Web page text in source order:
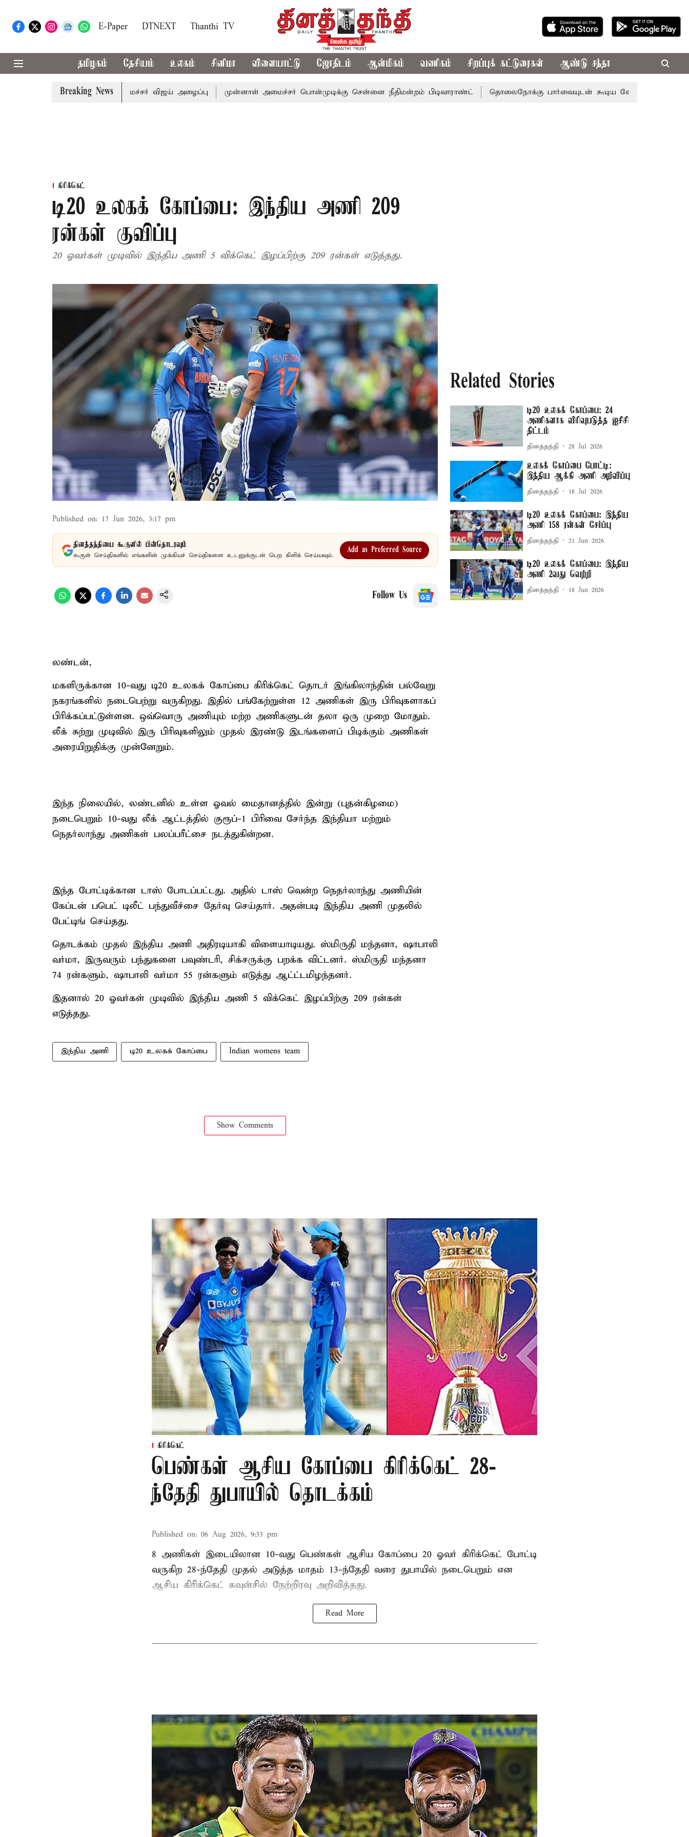
E-Paper DTNEXT Thanthi TV
தமிழகம் தேசியம் உலகம் சினிமா விளையாட்டு ஜோதிடம் ஆன்மிகம் வணிகம் சிறப்புக் கட்டுரைகள் ஆண்டு சந்தா
Breaking News
கூட்டத்துக்கு முதல்-அமைச்சர் விஜய் அழைப்பு முன்னாள் அமைச்சர் பொன்முடிக்கு சென்னை நீதிமன்றம் பிடிவாராண்ட் தொலைநோக்கு பார்வையுடன் கூடிய வேளாண் பட்ஜெட்: முதல்-
கிரிக்கெட்
டி20 உலகக் கோப்பை: இந்திய அணி 209
ரன்கள் குவிப்பு
20 ஓவர்கள் முடிவில் இந்திய அணி 5 விக்கெட் இழப்பிற்கு 209 ரன்கள் எடுத்தது.
Published on: 17 Jun 2026, 3:17 pm
தினத்தந்தியை கூகுளில் பின்தொடரவும்
கூகுள் செய்திகளில் எங்களின் முக்கியச் செய்திகளை உடனுக்குடன் பெற கிளிக் செய்யவும்.
Add as Preferred Source
Follow Us
லண்டன்,
மகளிருக்கான 10-வது டி20 உலகக் கோப்பை கிரிக்கெட் தொடர் இங்கிலாந்தின் பல்வேறு
நகரங்களில் நடைபெற்று வருகிறது. இதில் பங்கேற்றுள்ள 12 அணிகள் இரு பிரிவுகளாகப்
பிரிக்கப்பட்டுள்ளன. ஒவ்வொரு அணியும் மற்ற அணிகளுடன் தலா ஒரு முறை மோதும்.
லீக் சுற்று முடிவில் இரு பிரிவுகளிலும் முதல் இரண்டு இடங்களைப் பிடிக்கும் அணிகள்
அரையிறுதிக்கு முன்னேறும்.
இந்த நிலையில், லண்டனில் உள்ள ஓவல் மைதானத்தில் இன்று (புதன்கிழமை)
நடைபெறும் 10-வது லீக் ஆட்டத்தில் குரூப்-1 பிரிவை சேர்ந்த இந்தியா மற்றும்
நெதர்லாந்து அணிகள் பலப்பரீட்சை நடத்துகின்றன.
இந்த போட்டிக்கான டாஸ் போடப்பட்டது. அதில் டாஸ் வென்ற நெதர்லாந்து அணியின்
கேப்டன் பபெட் டிலீட் பந்துவீச்சை தேர்வு செய்தார். அதன்படி இந்திய அணி முதலில்
பேட்டிங் செய்தது.
தொடக்கம் முதல் இந்திய அணி அதிரடியாகி விளையாடியது. ஸ்மிருதி மந்தனா, ஷாபாலி
வர்மா, இருவரும் பந்துகளை பவுண்டரி, சிக்சருக்கு பறக்க விட்டனர். ஸ்மிருதி மந்தனா
74 ரன்களும், ஷாபாலி வர்மா 55 ரன்களும் எடுத்து ஆட்ட்டமிழந்தனர்.
இதனால் 20 ஓவர்கள் முடிவில் இந்திய அணி 5 விக்கெட் இழப்பிற்கு 209 ரன்கள்
எடுத்தது.
இந்திய அணி டி20 உலகக் கோப்பை Indian womens team
Show Comments
Related Stories
டி20 உலகக் கோப்பை: 24
அணிகளாக விரிவுபடுத்த ஐசிசி
திட்டம்
தினத்தந்தி 28 Jul 2026
உலகக் கோப்பை போட்டி:
இந்திய ஆக்கி அணி அறிவிப்பு
தினத்தந்தி 18 Jul 2026
டி20 உலகக் கோப்பை: இந்திய
அணி 158 ரன்கள் சேர்ப்பு
தினத்தந்தி 21 Jun 2026
டி20 உலகக் கோப்பை: இந்திய
அணி 2வது வெற்றி
தினத்தந்தி 18 Jun 2026
கிரிக்கெட்
பெண்கள் ஆசிய கோப்பை கிரிக்கெட் 28-
ந்தேதி துபாயில் தொடக்கம்
Published on: 06 Aug 2026, 9:33 pm
8 அணிகள் இடையிலான 10-வது பெண்கள் ஆசிய கோப்பை 20 ஓவர் கிரிக்கெட் போட்டி
வருகிற 28-ந்தேதி முதல் அடுத்த மாதம் 13-ந்தேதி வரை துபாயில் நடைபெறும் என
ஆசிய கிரிக்கெட் கவுன்சில் நேற்றிரவு அறிவித்தது.
Read More